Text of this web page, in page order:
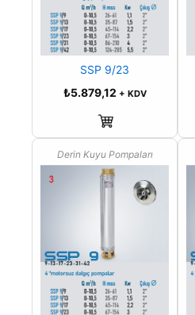
SSP 9/23
₺5.879,12 + KDV
Sepete Ekle
Derin Kuyu Pompaları